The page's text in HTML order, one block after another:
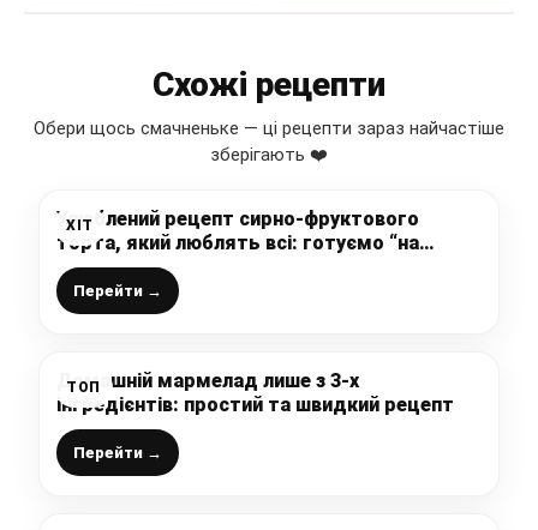
Схожі рецепти
Обери щось смачненьке — ці рецепти зараз найчастіше
зберігають ❤️
ХІТ
Улюблений рецепт сирно-фруктового
торта, який люблять всі: готуємо “на
швидку руку”, випікати нічого не треба, а
смак неперевершений
Перейти →
ТОП
Домашній мармелад лише з 3-х
інгредієнтів: простий та швидкий рецепт
Перейти →